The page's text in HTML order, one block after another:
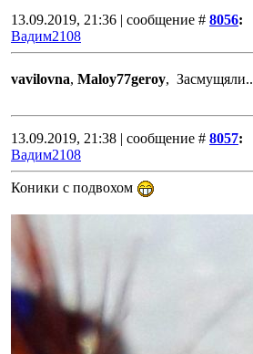
13.09.2019, 21:36 | сообщение # 8056:
Вадим2108
vavilovna, Maloy77geroy, Засмущяли..
13.09.2019, 21:38 | сообщение # 8057:
Вадим2108
Коники с подвохом